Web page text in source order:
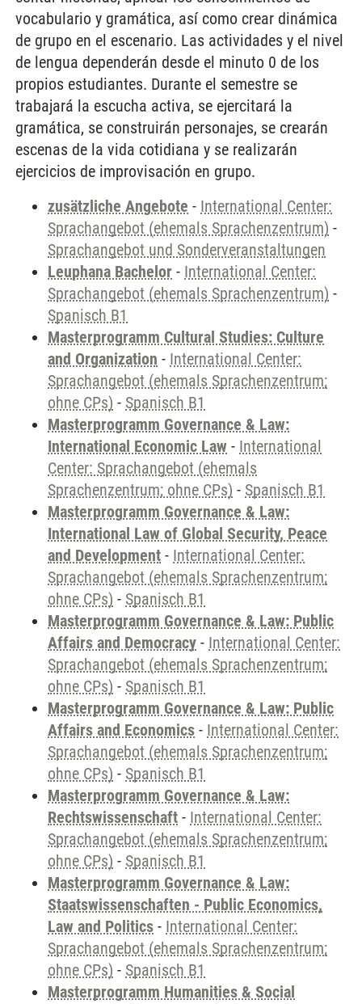
vocabulario y gramática, así como crear dinámica
de grupo en el escenario. Las actividades y el nivel
de lengua dependerán desde el minuto 0 de los
propios estudiantes. Durante el semestre se
trabajará la escucha activa, se ejercitará la
gramática, se construirán personajes, se crearán
escenas de la vida cotidiana y se realizarán
ejercicios de improvisación en grupo.
zusätzliche Angebote - International Center:
Sprachangebot (ehemals Sprachenzentrum) -
Sprachangebot und Sonderveranstaltungen
Leuphana Bachelor - International Center:
Sprachangebot (ehemals Sprachenzentrum) -
Spanisch B1
Masterprogramm Cultural Studies: Culture
and Organization - International Center:
Sprachangebot (ehemals Sprachenzentrum;
ohne CPs) - Spanisch B1
Masterprogramm Governance & Law:
International Economic Law - International
Center: Sprachangebot (ehemals
Sprachenzentrum; ohne CPs) - Spanisch B1
Masterprogramm Governance & Law:
International Law of Global Security, Peace
and Development - International Center:
Sprachangebot (ehemals Sprachenzentrum;
ohne CPs) - Spanisch B1
Masterprogramm Governance & Law: Public
Affairs and Democracy - International Center:
Sprachangebot (ehemals Sprachenzentrum;
ohne CPs) - Spanisch B1
Masterprogramm Governance & Law: Public
Affairs and Economics - International Center:
Sprachangebot (ehemals Sprachenzentrum;
ohne CPs) - Spanisch B1
Masterprogramm Governance & Law:
Rechtswissenschaft - International Center:
Sprachangebot (ehemals Sprachenzentrum;
ohne CPs) - Spanisch B1
Masterprogramm Governance & Law:
Staatswissenschaften - Public Economics,
Law and Politics - International Center:
Sprachangebot (ehemals Sprachenzentrum;
ohne CPs) - Spanisch B1
Masterprogramm Humanities & Social